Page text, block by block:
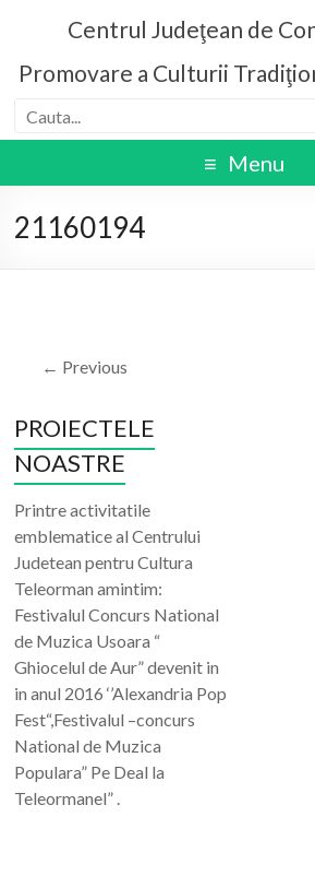
Centrul Judeţean de
Promovare a Culturii
Menu
21160194
← Previous
PROIECTELE
NOASTRE
Printre activitatile
emblematice al Centrului
Judetean pentru Cultura
Teleorman amintim:
Festivalul Concurs National
de Muzica Usoara “
Ghiocelul de Aur” devenit in
in anul 2016 ‘’Alexandria Pop
Fest“,Festivalul –concurs
National de Muzica
Populara” Pe Deal la
Teleormanel” .